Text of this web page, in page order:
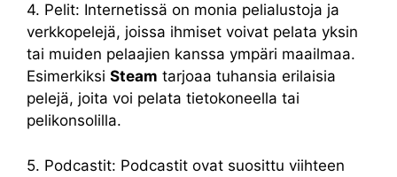
4. Pelit: Internetissä on monia pelialustoja ja
verkkopelejä, joissa ihmiset voivat pelata yksin
tai muiden pelaajien kanssa ympäri maailmaa.
Esimerkiksi Steam tarjoaa tuhansia erilaisia
pelejä, joita voi pelata tietokoneella tai
pelikonsolilla.
5. Podcastit: Podcastit ovat suosittu viihteen